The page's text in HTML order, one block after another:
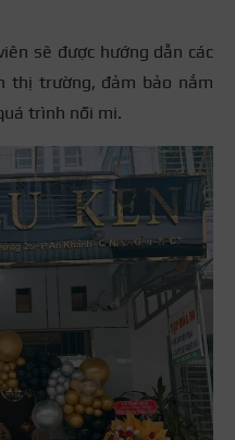
sẽ được hướng dẫn các
thị trường, đảm bảo nắm
trình nối mi.